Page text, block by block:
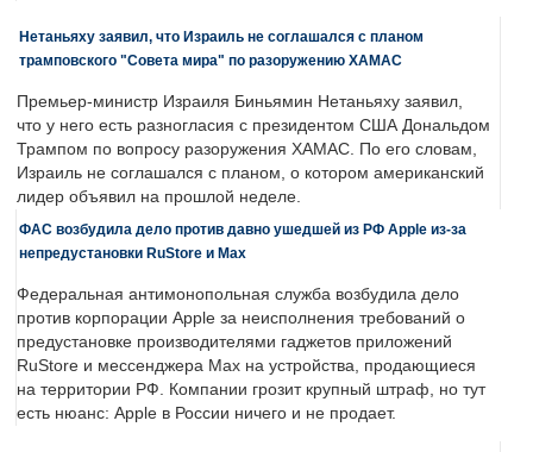
Нетаньяху заявил, что Израиль не соглашался с планом
трамповского "Совета мира" по разоружению ХАМАС
Премьер-министр Израиля Биньямин Нетаньяху заявил,
что у него есть разногласия с президентом США Дональдом
Трампом по вопросу разоружения ХАМАС. По его словам,
Израиль не соглашался с планом, о котором американский
лидер объявил на прошлой неделе.
ФАС возбудила дело против давно ушедшей из РФ Apple из-за
непредустановки RuStore и Max
Федеральная антимонопольная служба возбудила дело
против корпорации Apple за неисполнения требований о
предустановке производителями гаджетов приложений
RuStore и мессенджера Max на устройства, продающиеся
на территории РФ. Компании грозит крупный штраф, но тут
есть нюанс: Apple в России ничего и не продает.